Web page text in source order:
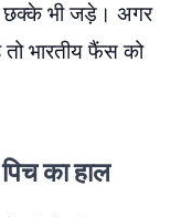
छक्के भी जड़े। अगर
तो भारतीय फैंस को
का हाल